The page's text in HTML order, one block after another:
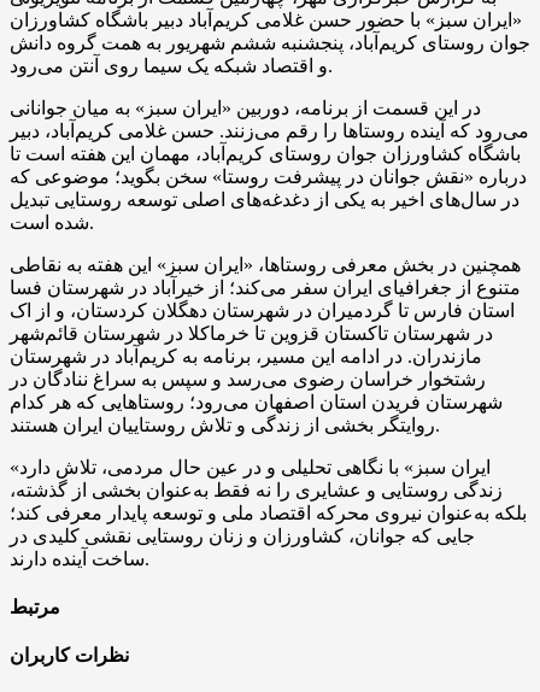
«ایران سبز» با حضور حسن غلامی کریم‌آباد دبیر باشگاه کشاورزان
جوان روستای کریم‌آباد، پنجشنبه ششم شهریور به همت گروه دانش
و اقتصاد شبکه یک سیما روی آنتن می‌رود.
در این قسمت از برنامه، دوربین «ایران سبز» به میان جوانانی
می‌رود که آینده روستاها را رقم می‌زنند. حسن غلامی کریم‌آباد، دبیر
باشگاه کشاورزان جوان روستای کریم‌آباد، مهمان این هفته است تا
درباره «نقش جوانان در پیشرفت روستا» سخن بگوید؛ موضوعی که
در سال‌های اخیر به یکی از دغدغه‌های اصلی توسعه روستایی تبدیل
شده است.
همچنین در بخش معرفی روستاها، «ایران سبز» این هفته به نقاطی
متنوع از جغرافیای ایران سفر می‌کند؛ از خیرآباد در شهرستان فسا
استان فارس تا گردمیران در شهرستان دهگلان کردستان، و از اک
در شهرستان تاکستان قزوین تا خرماکلا در شهرستان قائم‌شهر
مازندران. در ادامه این مسیر، برنامه به کریم‌آباد در شهرستان
رشتخوار خراسان رضوی می‌رسد و سپس به سراغ ننادگان در
شهرستان فریدن استان اصفهان می‌رود؛ روستاهایی که هر کدام
روایتگر بخشی از زندگی و تلاش روستاییان ایران هستند.
«ایران سبز» با نگاهی تحلیلی و در عین حال مردمی، تلاش دارد
زندگی روستایی و عشایری را نه فقط به‌عنوان بخشی از گذشته،
بلکه به‌عنوان نیروی محرکه اقتصاد ملی و توسعه پایدار معرفی کند؛
جایی که جوانان، کشاورزان و زنان روستایی نقشی کلیدی در
ساخت آینده دارند.
مرتبط
نظرات کاربران